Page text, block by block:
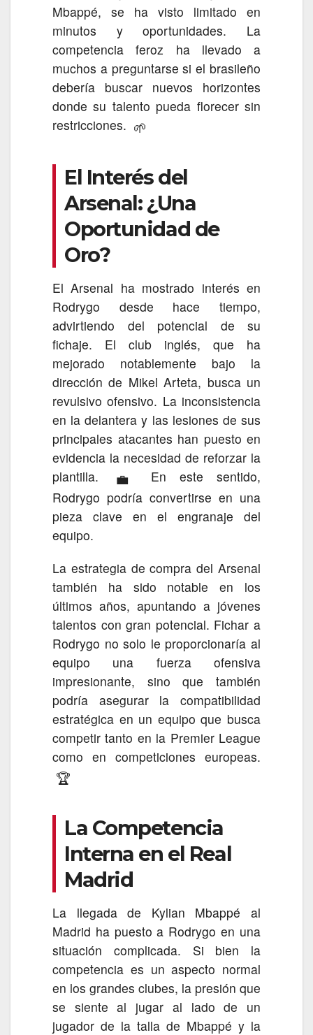
Mbappé, se ha visto limitado en
minutos y oportunidades. La
competencia feroz ha llevado a
muchos a preguntarse si el brasileño
debería buscar nuevos horizontes
donde su talento pueda florecer sin
restricciones. 🌱
El Interés del
Arsenal: ¿Una
Oportunidad de
Oro?
El Arsenal ha mostrado interés en
Rodrygo desde hace tiempo,
advirtiendo del potencial de su
fichaje. El club inglés, que ha
mejorado notablemente bajo la
dirección de Mikel Arteta, busca un
revulsivo ofensivo. La inconsistencia
en la delantera y las lesiones de sus
principales atacantes han puesto en
evidencia la necesidad de reforzar la
plantilla.
💼
En este sentido,
Rodrygo podría convertirse en una
pieza clave en el engranaje del
equipo.
La estrategia de compra del Arsenal
también ha sido notable en los
últimos años, apuntando a jóvenes
talentos con gran potencial. Fichar a
Rodrygo no solo le proporcionaría al
equipo una fuerza ofensiva
impresionante, sino que también
podría asegurar la compatibilidad
estratégica en un equipo que busca
competir tanto en la Premier League
como en competiciones europeas.
🏆
La Competencia
Interna en el Real
Madrid
La llegada de Kylian Mbappé al
Madrid ha puesto a Rodrygo en una
situación complicada. Si bien la
competencia es un aspecto normal
en los grandes clubes, la presión que
se siente al jugar al lado de un
jugador de la talla de Mbappé y la